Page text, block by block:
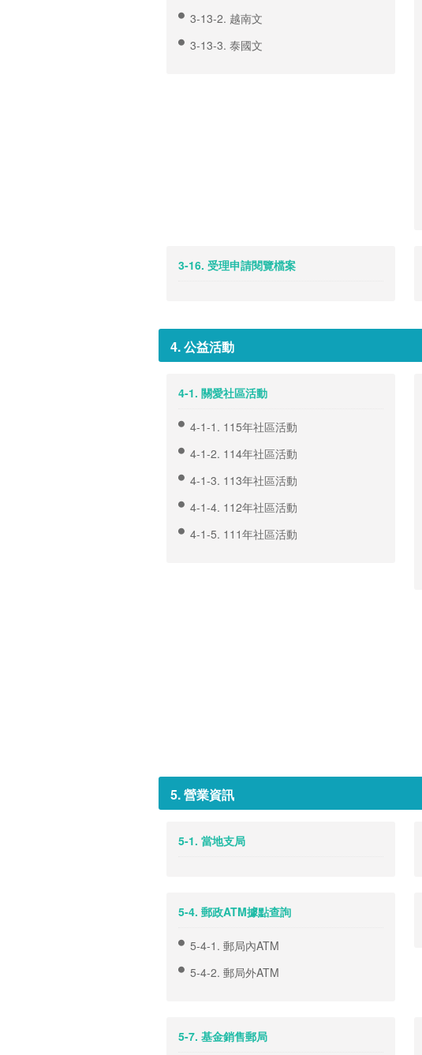
3-13-2. 越南文
3-13-3. 泰國文
3-16. 受理申請閱覽檔案
4. 公益活動
4-1. 關愛社區活動
4-1-1. 115年社區活動
4-1-2. 114年社區活動
4-1-3. 113年社區活動
4-1-4. 112年社區活動
4-1-5. 111年社區活動
5. 營業資訊
5-1. 當地支局
5-4. 郵政ATM據點查詢
5-4-1. 郵局內ATM
5-4-2. 郵局外ATM
5-7. 基金銷售郵局